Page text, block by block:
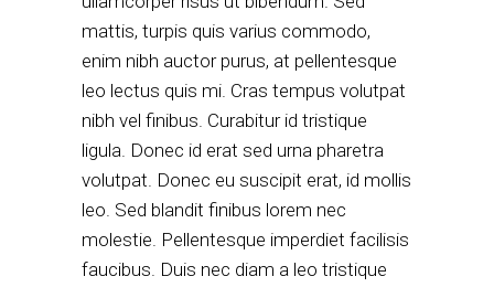
mattis, turpis quis varius commodo,
enim nibh auctor purus, at pellentesque
leo lectus quis mi. Cras tempus volutpat
nibh vel finibus. Curabitur id tristique
ligula. Donec id erat sed urna pharetra
volutpat. Donec eu suscipit erat, id mollis
leo. Sed blandit finibus lorem nec
molestie. Pellentesque imperdiet facilisis
faucibus. Duis nec diam a leo tristique